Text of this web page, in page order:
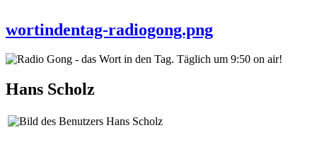
wortindentag-radiogong.png
Hans Scholz